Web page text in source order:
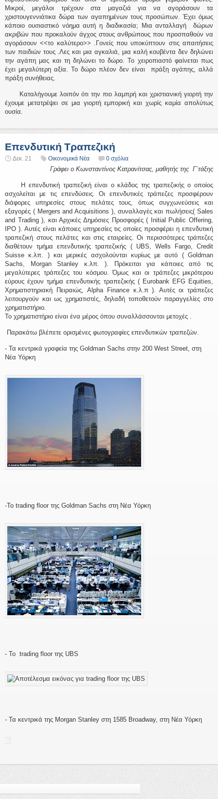
Μικροί, μεγάλοι τρέχουν στα μαγαζιά για να αγοράσουν τα
χριστουγεννιάτικα δώρα των αγαπημένων τους προσώπων. Έχει όμως
κάποιο ουσιαστικό νόημα αυτή η διαδικασία; Μια ανταλλαγή δώρων
ακριβών που προκαλούν άγχος στους ανθρώπους που προσπαθούν να
αγοράσουν <<το καλύτερο>> .Γονείς που υποκύπτουν στις απαιτήσεις
των παιδιών τους .Λες και μια αγκαλιά, μια καλή κουβέντα δεν δηλώνει
την αγάπη μας και τη δηλώνει το δώρο. Το χειροπιαστό φαίνεται πως
έχει μεγαλύτερη αξία. Το δώρο πλέον δεν είναι πράξη αγάπης, αλλά
πράξη συνήθειας.
Καταλήγουμε λοιπόν ότι την πιο λαμπρή και χριστιανική γιορτή την
έχουμε μετατρέψει σε μια γιορτή εμπορική και χωρίς καμία απολύτως
ουσία.
Επενδυτική Τραπεζική
Δεκ. 21 Οικονομικά Νέα 0 σχόλια
Γράφει ο Κωνσταντίνος Κατρανίτσας, μαθητής της Γ΄τάξης
Η επενδυτική τραπεζική είναι ο κλάδος της τραπεζικής ο οποίος
ασχολείται με τις επενδύσεις. Οι επενδυτικές τράπεζες προσφέρουν
διάφορες υπηρεσίες στους πελάτες τους, όπως συγχωνεύσεις και
εξαγορές ( Mergers and Acquisitions ), συναλλαγές και πωλήσεις( Sales
and Trading ), και Αρχικές Δημόσιες Προσφορές ( Initial Public Offering,
IPO ). Αυτές είναι κάποιες υπηρεσίες τις οποίες προσφέρει η επενδυτική
τραπεζική στους πελάτες και στις εταιρείες. Οι περισσότερες τράπεζες
διαθέτουν τμήμα επενδυτικής τραπεζικής ( UBS, Wells Fargo, Credit
Suisse κ.λπ. ) και μερικές ασχολούνται κυρίως με αυτό ( Goldman
Sachs, Morgan Stanley κ.λπ. ). Πρόκειται για κάποιες από τις
μεγαλύτερες τράπεζες του κόσμου. Όμως και οι τράπεζες μικρότερου
εύρους έχουν τμήμα επενδυτικής τραπεζικής ( Eurobank EFG Equities,
Χρηματιστηριακή Πειραιώς, Alpha Finance κ.λ.π ). Αυτές οι τράπεζες
λειτουργούν και ως χρηματιστές, δηλαδή τοποθετούν παραγγελίες στο
χρηματιστήριο.
Το χρηματιστήριο είναι ένα μέρος όπου συναλλάσσονται μετοχές .
Παρακάτω βλέπετε ορισμένες φωτογραφίες επενδυτικών τραπεζών.
- Τα κεντρικά γραφεία της Goldman Sachs στην 200 West Street, στη
Νέα Υόρκη
-Το trading floor της Goldman Sachs στη Νέα Υόρκη
- Το trading floor της UBS
- Τα κεντρικά της Morgan Stanley στη 1585 Broadway, στη Νέα Υόρκη